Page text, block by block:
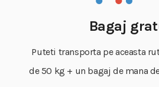
Bagaj
Puteti transporta pe aceasta
de 50 kg + un bagaj de mana